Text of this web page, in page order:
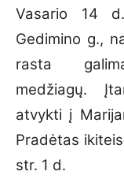
Vasario 14
Gedimino g.,
rasta
medžiagų.
atvykti į
Pradėtas
str. 1 d.